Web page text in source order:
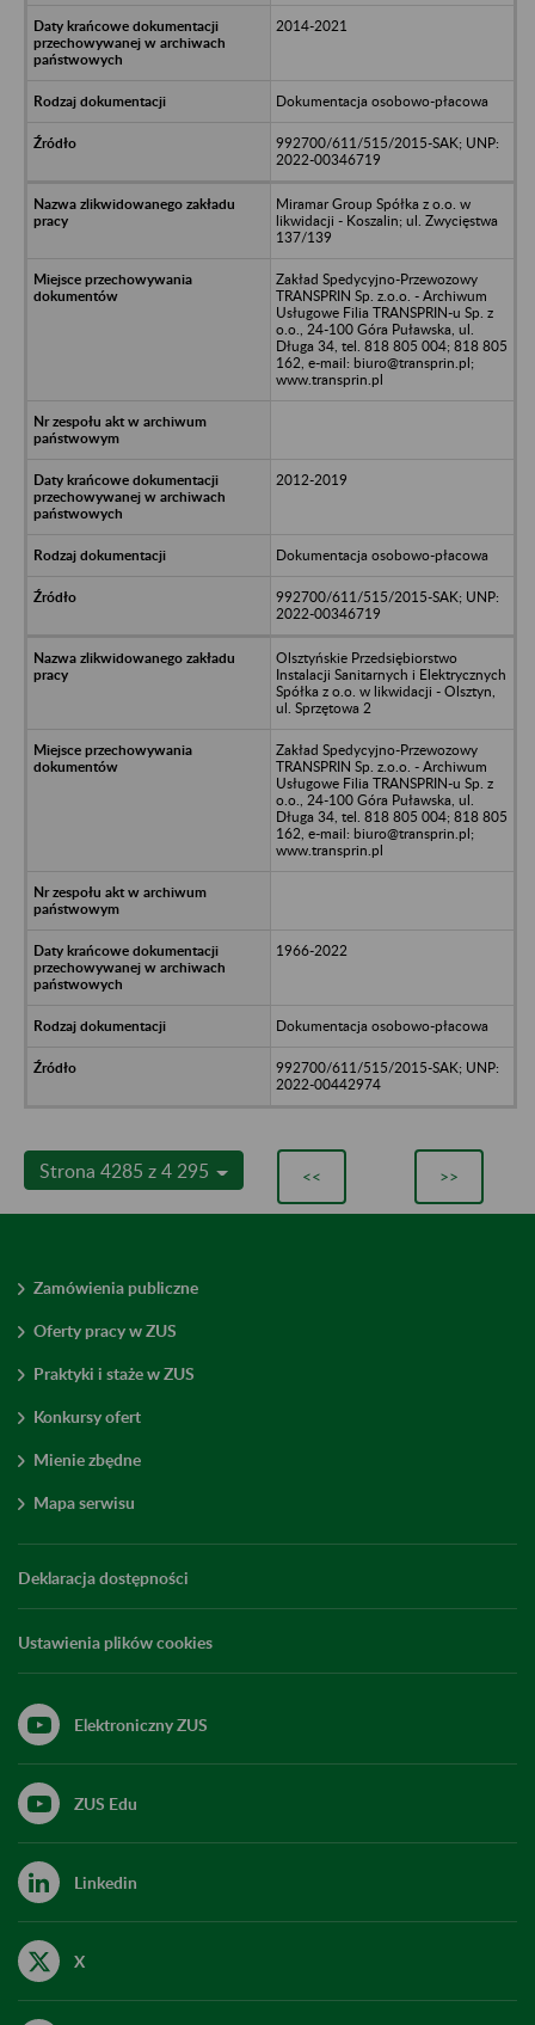
2014-2021
Dokumentacja osobowo-płacowa
992700/611/515/2015-SAK; UNP:
2022-00346719
Miramar Group Spółka z o.o. w
likwidacji - Koszalin; ul. Zwycięstwa
137/139
Zakład Spedycyjno-Przewozowy
TRANSPRIN Sp. z.o.o. - Archiwum
Usługowe Filia TRANSPRIN-u Sp. z
o.o., 24-100 Góra Puławska, ul.
Długa 34, tel. 818 805 004; 818 805
162, e-mail: biuro@transprin.pl;
www.transprin.pl
2012-2019
Dokumentacja osobowo-płacowa
992700/611/515/2015-SAK; UNP:
2022-00346719
Olsztyńskie Przedsiębiorstwo
Instalacji Sanitarnych i Elektrycznych
Spółka z o.o. w likwidacji - Olsztyn,
ul. Sprzętowa 2
Zakład Spedycyjno-Przewozowy
TRANSPRIN Sp. z.o.o. - Archiwum
Usługowe Filia TRANSPRIN-u Sp. z
o.o., 24-100 Góra Puławska, ul.
Długa 34, tel. 818 805 004; 818 805
162, e-mail: biuro@transprin.pl;
www.transprin.pl
1966-2022
Dokumentacja osobowo-płacowa
992700/611/515/2015-SAK; UNP:
2022-00442974
Strona 4285 z 4 295 << >>
Zamówienia publiczne
Oferty pracy w ZUS
Praktyki i staże w ZUS
Konkursy ofert
Mienie zbędne
Mapa serwisu
Deklaracja dostępności
Ustawienia plików cookies
Elektroniczny ZUS
ZUS Edu
Linkedin
X